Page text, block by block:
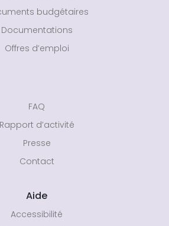
budgétaires
Documentations
Offres d’emploi
FAQ
Rapport d’activité
Presse
Contact
Aide
Accessibilité